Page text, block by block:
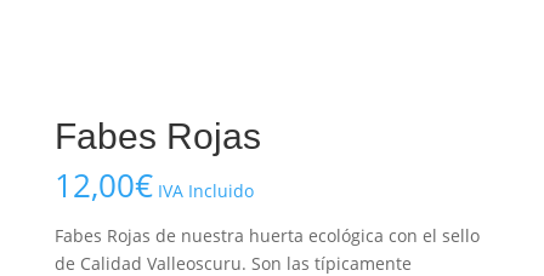
Fabes Rojas
12,00€ IVA Incluido
Fabes Rojas de nuestra huerta ecológica con el sello
de Calidad Valleoscuru. Son las típicamente